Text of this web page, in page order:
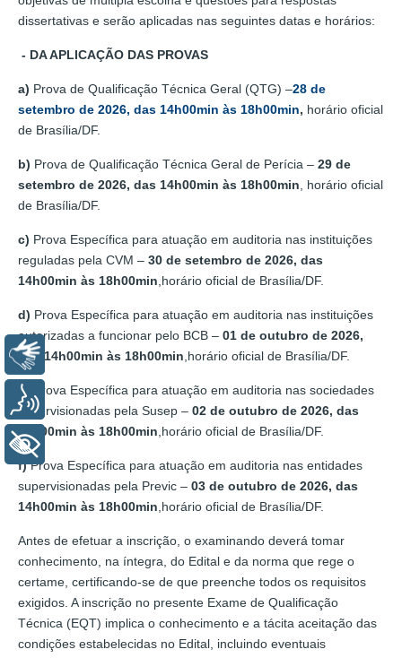
dissertativas e serão aplicadas nas seguintes datas e horários:
- DA APLICAÇÃO DAS PROVAS
a) Prova de Qualificação Técnica Geral (QTG) –28 de
setembro de 2026, das 14h00min às 18h00min, horário oficial
de Brasília/DF.
b) Prova de Qualificação Técnica Geral de Perícia – 29 de
setembro de 2026, das 14h00min às 18h00min , horário oficial
de Brasília/DF.
c) Prova Específica para atuação em auditoria nas instituições
reguladas pela CVM – 30 de setembro de 2026, das
14h00min às 18h00min ,horário oficial de Brasília/DF.
d) Prova Específica para atuação em auditoria nas instituições
autorizadas a funcionar pelo BCB – 01 de outubro de 2026,
das 14h00min às 18h00min ,horário oficial de Brasília/DF.
e)
Prova Específica para atuação em auditoria nas sociedades
supervisionadas pela Susep – 02 de outubro de 2026, das
14h00min às 18h00min ,horário oficial de Brasília/DF.
f)Prova Específica para atuação em auditoria nas entidades
supervisionadas pela Previc – 03 de outubro de 2026, das
14h00min às 18h00min ,horário oficial de Brasília/DF.
Antes de efetuar a inscrição, o examinando deverá tomar
conhecimento, na íntegra, do Edital e da norma que rege o
certame, certificando-se de que preenche todos os requisitos
exigidos. A inscrição no presente Exame de Qualificação
Técnica (EQT) implica o conhecimento e a tácita aceitação das
condições estabelecidas no Edital, incluindo eventuais
Libras
Voz